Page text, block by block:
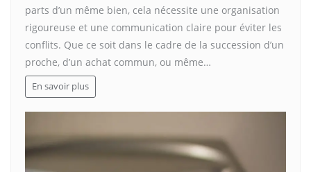
parts d’un même bien, cela nécessite une organisation
rigoureuse et une communication claire pour éviter les
conflits. Que ce soit dans le cadre de la succession d’un
proche, d’un achat commun, ou même…
En savoir plus